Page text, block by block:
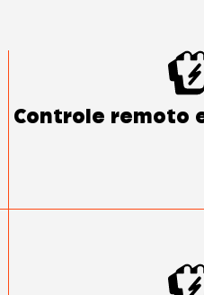
Controle remoto